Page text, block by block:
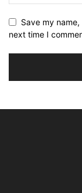
Save my
next time I